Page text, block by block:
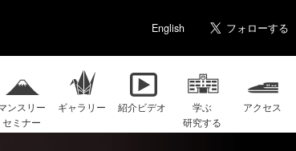
English
ンスリー
セミナー
ギャラリー 紹介ビデオ
学ぶ
研究する
アクセス